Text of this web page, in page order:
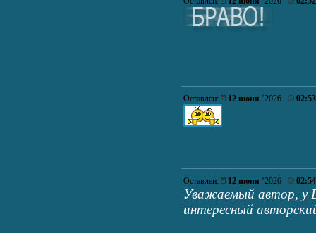
Оставлен: 12 июня ’2026 02:53
Оставлен: 12 июня ’2026 02:54
Уважаемый автор, у
интересный